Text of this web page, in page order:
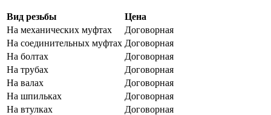
Вид резьбы
Цена
На механических муфтах
Договорная
На соединительных муфтах Договорная
На болтах
Договорная
На трубах
Договорная
На валах
Договорная
На шпильках
Договорная
На втулках
Договорная